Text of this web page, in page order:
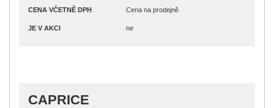
CENA VČETNĚ DPH
JE V AKCI
Cena na prodejně
ne
CAPRICE